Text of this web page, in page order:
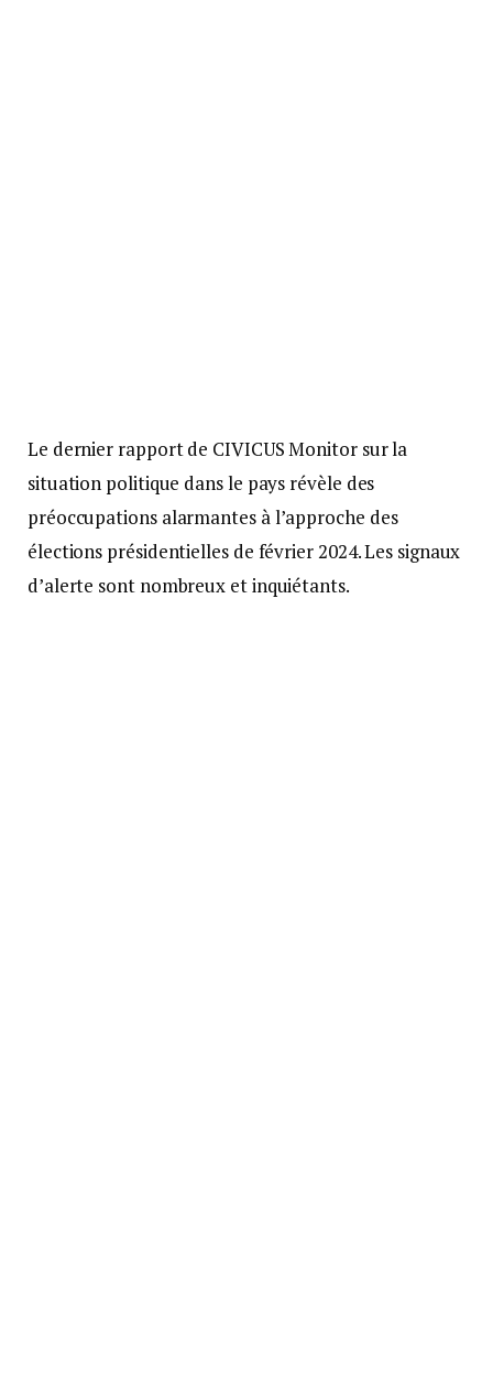
Le dernier rapport de CIVICUS Monitor sur la
situation politique dans le pays révèle des
préoccupations alarmantes à l’approche des
élections présidentielles de février 2024. Les signaux
d’alerte sont nombreux et inquiétants.